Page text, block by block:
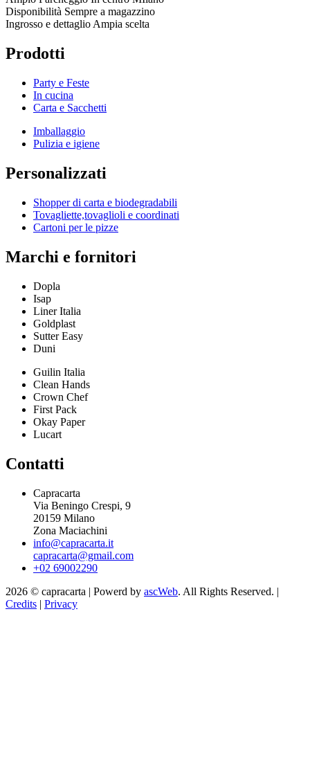
Disponibilità Sempre a magazzino
Ingrosso e dettaglio Ampia scelta
Prodotti
Party e Feste
In cucina
Carta e Sacchetti
Imballaggio
Pulizia e igiene
Personalizzati
Shopper di carta e biodegradabili
Tovagliette,tovaglioli e coordinati
Cartoni per le pizze
Marchi e fornitori
Dopla
Isap
Liner Italia
Goldplast
Sutter Easy
Duni
Guilin Italia
Clean Hands
Crown Chef
First Pack
Okay Paper
Lucart
Contatti
Capracarta
Via Beningo Crespi, 9
20159 Milano
Zona Maciachini
info@capracarta.it
capracarta@gmail.com
+02 69002290
2026 © capracarta | Powerd by ascWeb. All Rights Reserved. |
Credits | Privacy